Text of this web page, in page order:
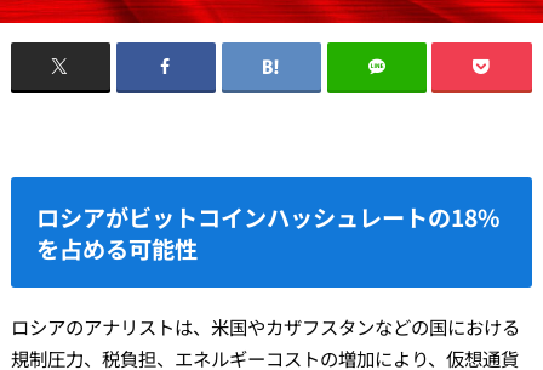
ロシアがビットコインハッシュレートの18%
を占める可能性
ロシアのアナリストは、米国やカザフスタンなどの国における
規制圧力、税負担、エネルギーコストの増加により、仮想通貨